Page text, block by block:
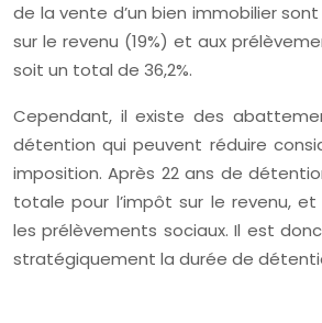
de la vente d’un bien immobilier
sur le revenu (19%) et aux
soit un total de 36,2%.
Cependant, il existe des
détention qui peuvent réduire
imposition. Après 22 ans de
totale pour l’impôt sur le revenu,
les prélèvements sociaux. Il est
stratégiquement la durée de